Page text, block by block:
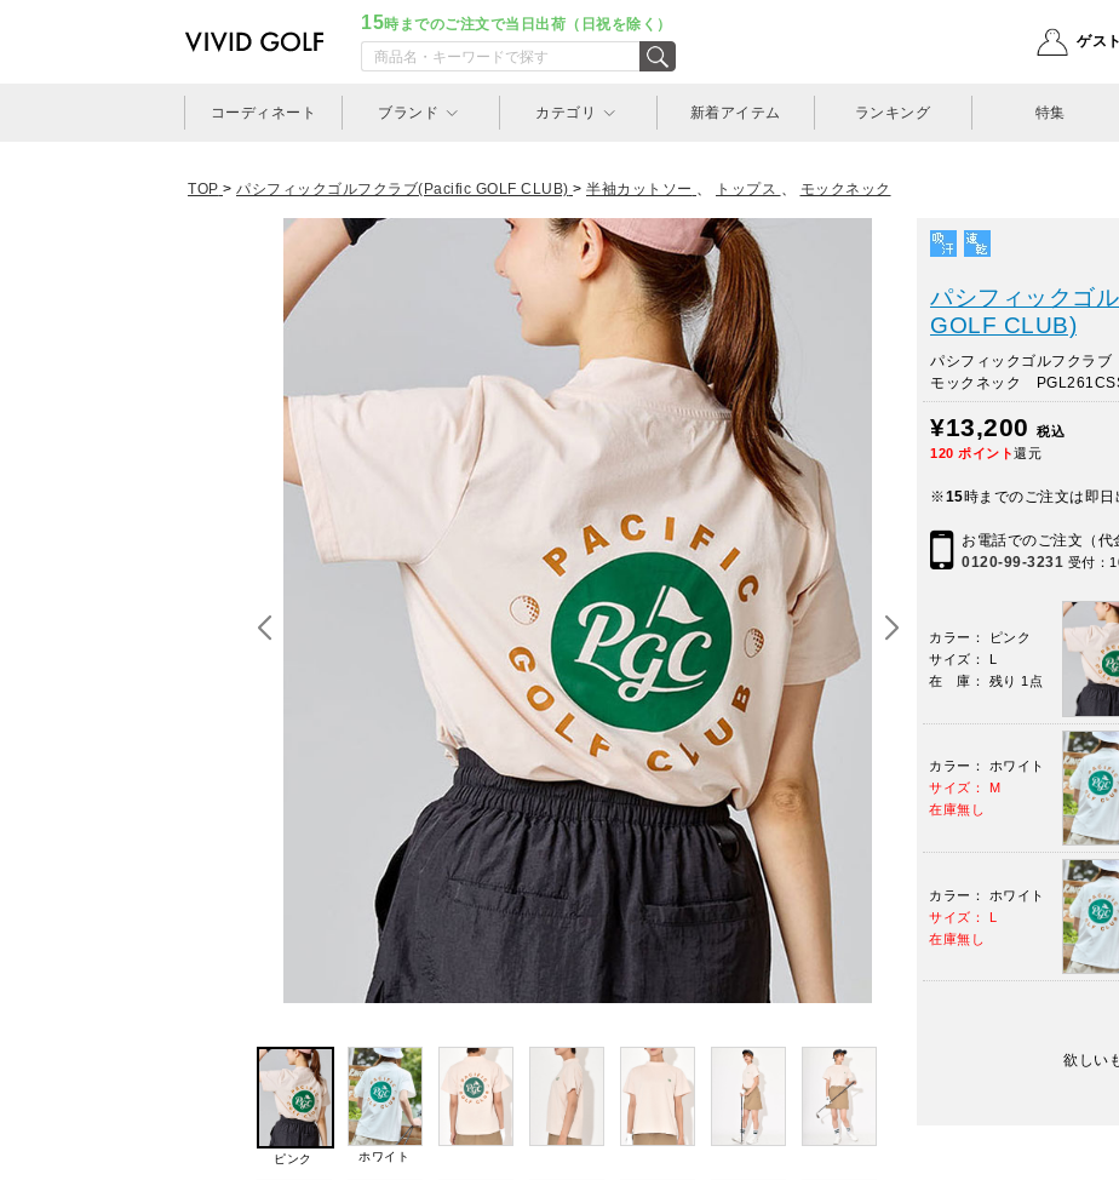
15時までのご注文で当日出荷（日祝を除く）
ゲス
コーディネート ブランド カテゴリ 新着アイテム ランキング 特集
TOP > パシフィックゴルフクラブ(Pacific GOLF CLUB) > 半袖カットソー 、 トップス 、 モックネック
ピンク ホワイト
パシフィックゴ
GOLF CLUB)
パシフィックゴルフクラ
モックネック
¥13,200
税込
120 ポイント還元
※15時までのご注文は即日
お電話でのご注文（代
0120-99-3231 受付：
カラー： ピンク
サイズ： L
在 庫： 残り 1点
カラー： ホワイト
サイズ： M
在庫無し
カラー： ホワイト
サイズ： L
在庫無し
欲しい